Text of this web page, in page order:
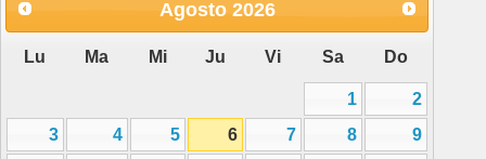
Agosto 2026
Lu Ma Mi Ju Vi Sa Do
1
2
3
4 5 6 7 8
9